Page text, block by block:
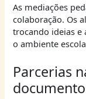
As mediações
colaboração. Os
trocando ideias e
o ambiente
Parcerias